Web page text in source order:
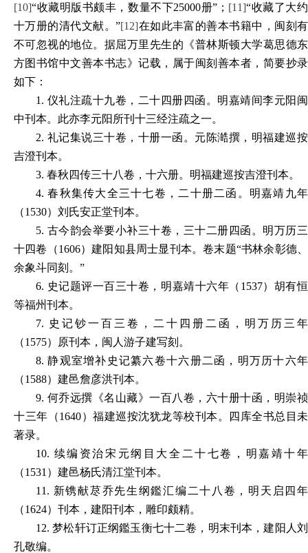
[10]“收藏明版书颇丰，数量不下25000册”； [11]“收藏了大约
十万册的清代文献。”[12]在如此丰富的善本书籍中，闽刻有
不可忽视的地位。据屈万里先生的《普林斯顿大学葛思德东
方图书馆中文善本书志》记载，属于闽刻善本者，简要抄录
如下：
1. 仪礼注疏十九卷，二十四册四函。明嘉靖间李元阳闽
中刊本。此亦李元阳所刊十三经注疏之一。
2. 礼记集说三十卷，十册一函。元陈澔撰，明福建巡按
吉澄刊本。
3. 春秋四传三十八卷，十六册。明福建巡按吉澄刊本。
4.春秋集传大全三十七卷，二十册二函。明嘉靖九年
（1530）刘氏安正堂刊本。
5. 古今韵会举要小补三十卷，三十二册四函。明万历三
十四卷（1606）建阳知县周士显刊本。卷末题“书林余彰德、
余象斗同刻。”
6. 史记题评一百三十卷，明嘉靖十六年（1537）胡有恒
等福州刊本。
7. 史记钞一百三卷，二十四册二函，明万历三年
（1575）原刊本，闽人游子建写刻。
8.静观室增补史记纂六卷十六册二函，明万历十六年
（1588）建邑詹彦洪刊本。
9. 何乔远撰《名山藏》一百八卷，六十册十函，明崇祯
十三年（1640）福建巡按沈犹龙等校刊本。四库全书总目未
著录。
10. 续编资治宋元纲目大全二十七卷，明嘉靖十年
（1531）建邑杨氏清江堂刊本。
11. 新镌献荩乔先生纲鑑汇编二十八卷，明天启四年
（1624）刊本，建阳刊本，雕印颇精。
12.梦松轩订正纲鑑玉衡七十二卷，明末刊本，建阳人刘
孔敬编。